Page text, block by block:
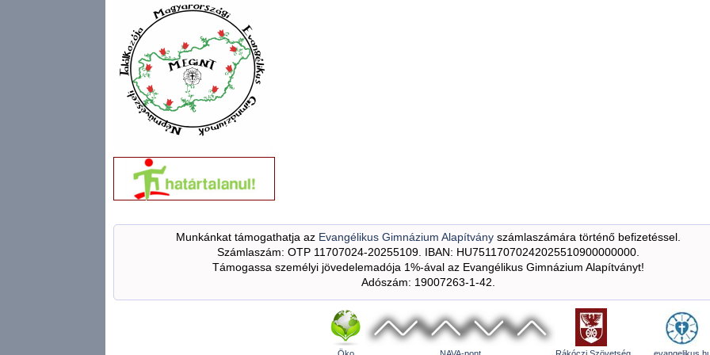
Munkánkat támogathatja az Evangélikus Gimnázium Alapítványszámlaszámára történő befizetéssel.
Számlaszám: OTP 11707024-20255109. IBAN: HU75117070242025510900000000.
Támogassa személyi jövedelemadója 1%-ával az Evangélikus Gimnázium Alapítványt!
Adószám: 19007263-1-42.